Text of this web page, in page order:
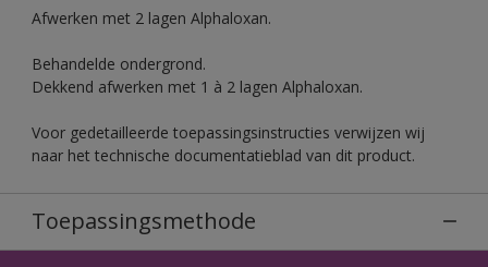
Afwerken met 2 lagen Alphaloxan.
Behandelde ondergrond.
Dekkend afwerken met 1 à 2 lagen Alphaloxan.
Voor gedetailleerde toepassingsinstructies verwijzen wij
naar het technische documentatieblad van dit product.
Toepassingsmethode